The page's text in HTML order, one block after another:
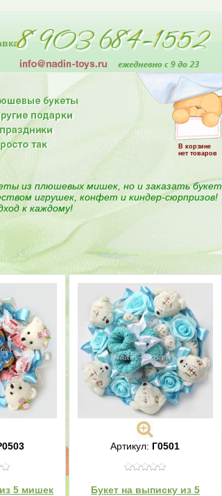
В корзине
нет товаров
из плюшевых мишек, но и заказать букет
игрушек, конфет и киндер-сюрпризов!
к каждому!
5 мишек
Артикул: Г0501
Букет на выписку из 5